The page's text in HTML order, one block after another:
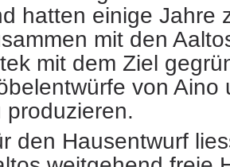
hatten einige Jahre
mit den
mit dem Ziel
von Aino
produzieren.
den Hausentwurf